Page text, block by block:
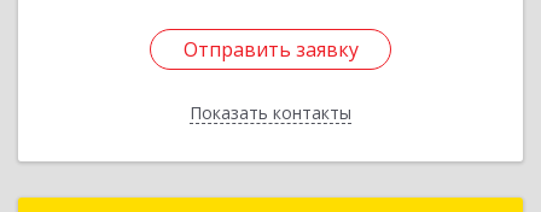
Отправить заявку
Показать контакты
Отправить заявку
Назад